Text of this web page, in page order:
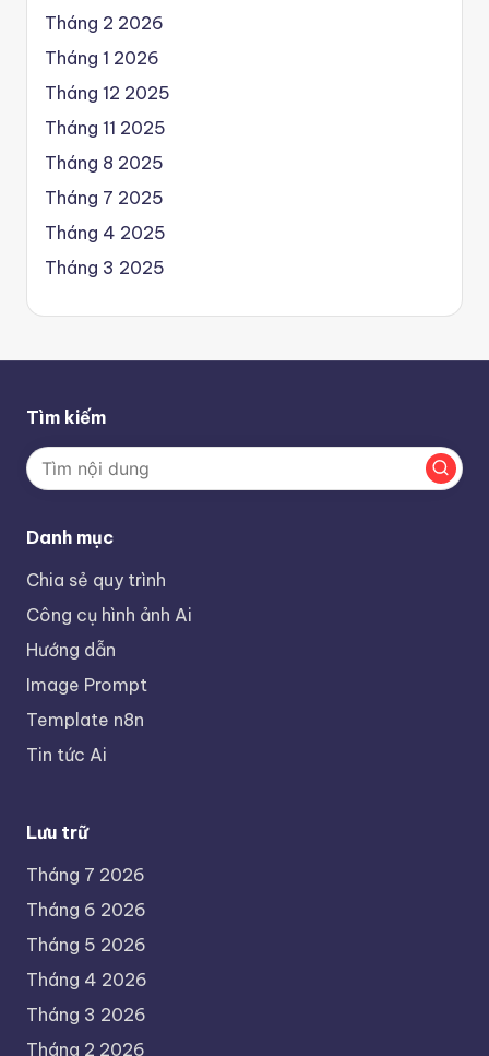
Tháng 2 2026
Tháng 1 2026
Tháng 12 2025
Tháng 11 2025
Tháng 8 2025
Tháng 7 2025
Tháng 4 2025
Tháng 3 2025
Tìm kiếm
Danh mục
Chia sẻ quy trình
Công cụ hình ảnh Ai
Hướng dẫn
Image Prompt
Template n8n
Tin tức Ai
Lưu trữ
Tháng 7 2026
Tháng 6 2026
Tháng 5 2026
Tháng 4 2026
Tháng 3 2026
Tháng 2 2026